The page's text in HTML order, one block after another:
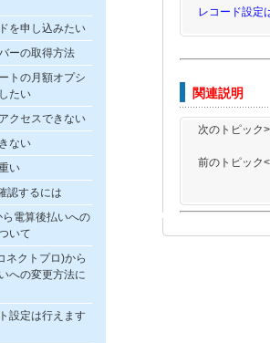
を申し込みたい
ーの取得方法
トの月額オプシ
たい
クセスできない
ない
い
認するには
ら電算後払いへの
いて
ネクトプロ)から
への変更方法に
設定は行えます
レコード設定
関連説明
次のトピック
前のトピック